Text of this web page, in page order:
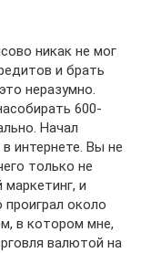
никак не мог
и брать
неразумно.
600-
Начал
интернете. Вы не
только не
маркетинг, и
около
в котором мне,
валютой на